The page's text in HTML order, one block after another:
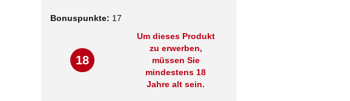
Bonuspunkte: 17
18
Um dieses Produkt
zu erwerben,
müssen Sie
mindestens 18
Jahre alt sein.